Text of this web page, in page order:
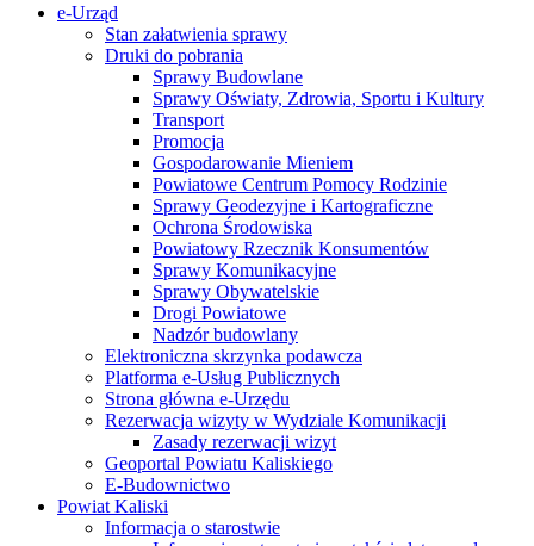
e-Urząd
Stan załatwienia sprawy
Druki do pobrania
Sprawy Budowlane
Sprawy Oświaty, Zdrowia, Sportu i Kultury
Transport
Promocja
Gospodarowanie Mieniem
Powiatowe Centrum Pomocy Rodzinie
Sprawy Geodezyjne i Kartograficzne
Ochrona Środowiska
Powiatowy Rzecznik Konsumentów
Sprawy Komunikacyjne
Sprawy Obywatelskie
Drogi Powiatowe
Nadzór budowlany
Elektroniczna skrzynka podawcza
Platforma e-Usług Publicznych
Strona główna e-Urzędu
Rezerwacja wizyty w Wydziale Komunikacji
Zasady rezerwacji wizyt
Geoportal Powiatu Kaliskiego
E-Budownictwo
Powiat Kaliski
Informacja o starostwie